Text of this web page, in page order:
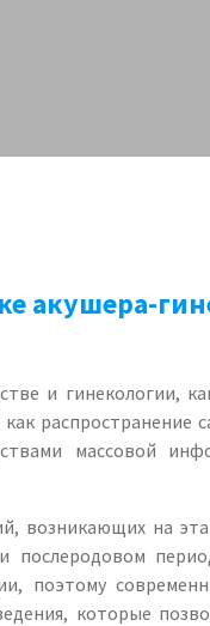
акушера-
и гинекологии,
распространение
массовой
возникающих на
послеродовом
поэтому
которые